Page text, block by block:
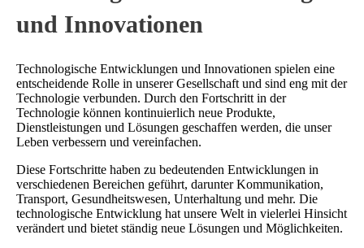
und Innovationen
Technologische Entwicklungen und Innovationen spielen eine
entscheidende Rolle in unserer Gesellschaft und sind eng mit der
Technologie verbunden. Durch den Fortschritt in der
Technologie können kontinuierlich neue Produkte,
Dienstleistungen und Lösungen geschaffen werden, die unser
Leben verbessern und vereinfachen.
Diese Fortschritte haben zu bedeutenden Entwicklungen in
verschiedenen Bereichen geführt, darunter Kommunikation,
Transport, Gesundheitswesen, Unterhaltung und mehr. Die
technologische Entwicklung hat unsere Welt in vielerlei Hinsicht
verändert und bietet ständig neue Lösungen und Möglichkeiten.